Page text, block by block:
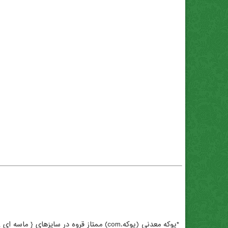
*پوکه معدنی (پوکه.com) ممتاز قروه در سایزهای { ماسه ای , عدسی , نخودی , فندوقی , گردویی , آبنما }